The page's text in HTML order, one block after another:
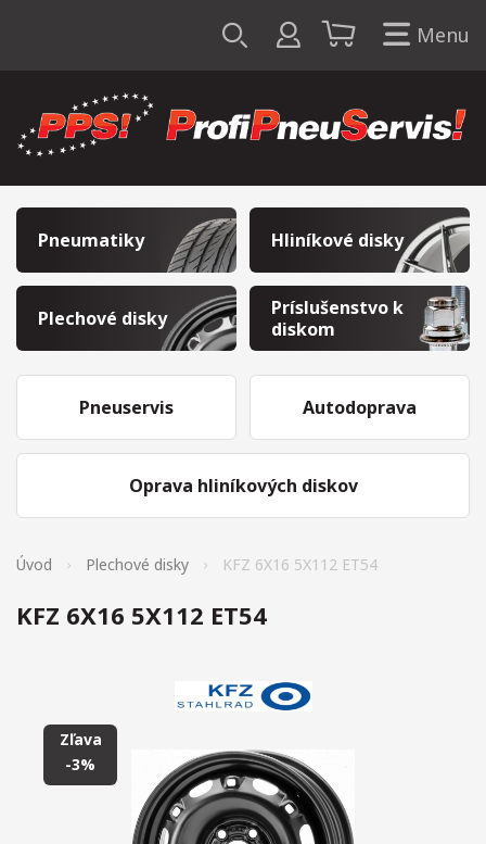
Menu
Pneumatiky Hliníkové disky
Plechové disky
Príslušenstvo k
diskom
Pneuservis
Oprava hliníkových diskov
Autodoprava
Úvod Plechové disky KFZ 6X16 5X112 ET54
KFZ 6X16 5X112 ET54
Zľava
-3%